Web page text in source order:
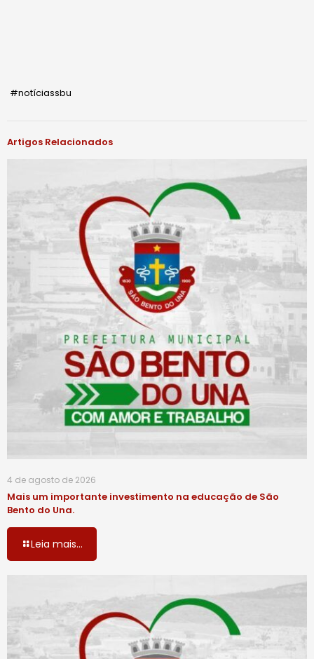
#notíciassbu
Artigos Relacionados
4 de agosto de 2026
Mais um importante investimento na educação de São
Bento do Una.
Leia mais...